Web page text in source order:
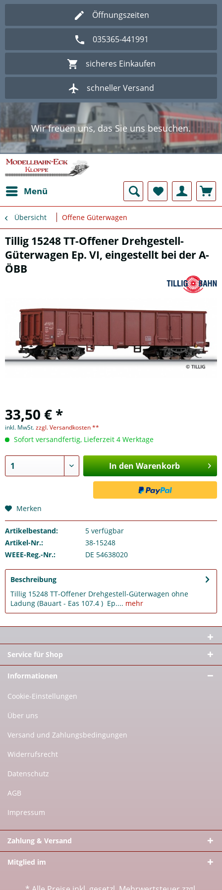
Öffnungszeiten
035365-441991
sicheres Einkaufen
schneller Versand
Wir freuen uns, das Sie uns besuchen.
Herzlich Willkommen im Onlineshop
Modellbahn - Eck Kloppe.
Wir freuen uns, das Sie uns besuchen.
Herzlich Willkommen im Onlineshop
Modellbahn - Eck Kloppe.
Menü
Übersicht Offene Güterwagen
Tillig 15248 TT-Offener Drehgestell-
Güterwagen Ep. VI, eingestellt bei der A-
ÖBB
33,50 € *
inkl. MwSt.zzgl. Versandkosten **
Sofort versandfertig, Lieferzeit 4 Werktage
In den Warenkorb
Merken
Artikelbestand: 5verfügbar
Artikel-Nr.:
38-15248
WEEE-Reg.-Nr.:
DE 54638020
Beschreibung
Tillig 15248 TT-Offener Drehgestell-Güterwagen ohne
Ladung (Bauart - Eas 107.4 ) Ep.... mehr
Service für Shop
Informationen
Cookie-Einstellungen
Über uns
Versand und Zahlungsbedingungen
Widerrufsrecht
Datenschutz
AGB
Impressum
Zahlung & Versand
Mitglied im